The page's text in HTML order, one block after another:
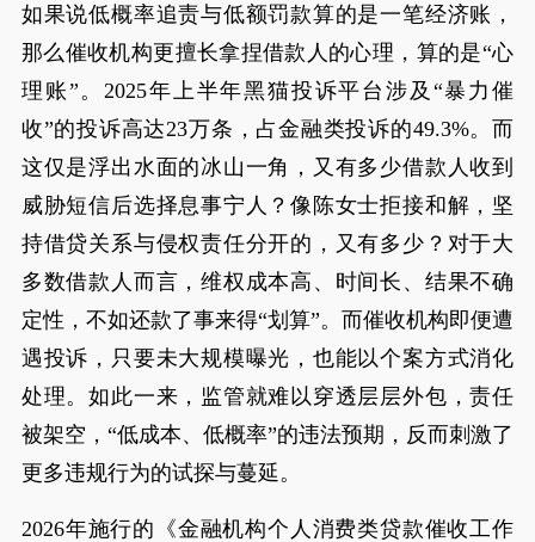
如果说低概率追责与低额罚款算的是一笔经济账，
那么催收机构更擅长拿捏借款人的心理，算的是“心
理账”。2025年上半年黑猫投诉平台涉及“暴力催
收”的投诉高达23万条，占金融类投诉的49.3%。而
这仅是浮出水面的冰山一角，又有多少借款人收到
威胁短信后选择息事宁人？像陈女士拒接和解，坚
持借贷关系与侵权责任分开的，又有多少？对于大
多数借款人而言，维权成本高、时间长、结果不确
定性，不如还款了事来得“划算”。而催收机构即便遭
遇投诉，只要未大规模曝光，也能以个案方式消化
处理。如此一来，监管就难以穿透层层外包，责任
被架空，“低成本、低概率”的违法预期，反而刺激了
更多违规行为的试探与蔓延。
2026年施行的《金融机构个人消费类贷款催收工作